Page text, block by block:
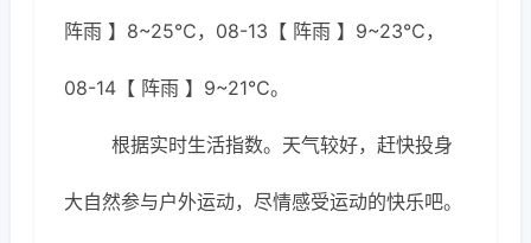
阵雨 】8~25℃，08-13【 阵雨 】9~23℃，
08-14【 阵雨 】9~21℃。
根据实时生活指数。天气较好，赶快投身
大自然参与户外运动，尽情感受运动的快乐吧。